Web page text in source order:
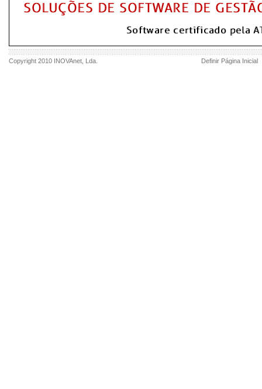
Copyright 2010 INOVAnet , Lda. Definir Página Inicial